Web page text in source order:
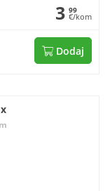
3 99
€/kom
Dodaj